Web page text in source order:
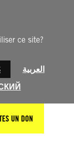
ce site?
العربية
UN DON